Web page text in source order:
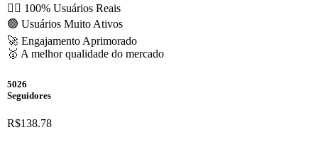
🙋‍♂️ 100% Usuários Reais
🟢 Usuários Muito Ativos
🚀 Engajamento Aprimorado
🥇 A melhor qualidade do mercado
5026
Seguidores
R$138.78